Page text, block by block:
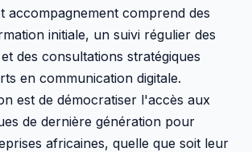
accompagnement comprend des
initiale, un suivi régulier des
des consultations stratégiques
en communication digitale.
est de démocratiser l'accès aux
de dernière génération pour
africaines, quelle que soit leur